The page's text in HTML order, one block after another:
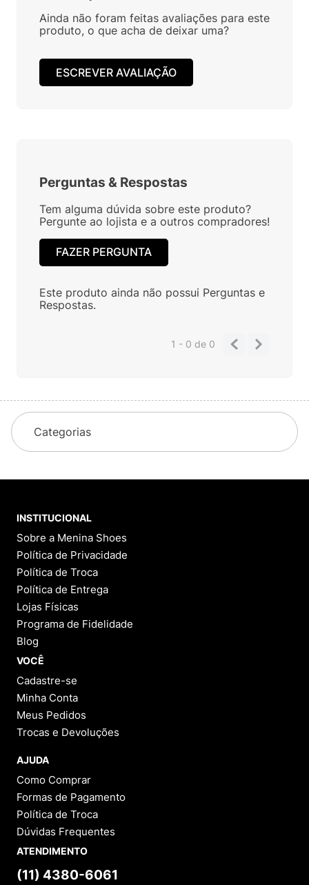
Ainda não foram feitas avaliações para este
produto, o que acha de deixar uma?
ESCREVER AVALIAÇÃO
Perguntas & Respostas
Tem alguma dúvida sobre este produto?
Pergunte ao lojista e a outros compradores!
FAZER PERGUNTA
Este produto ainda não possui Perguntas e
Respostas.
1 - 0de 0
Categorias
INSTITUCIONAL
Sobre a Menina Shoes
Política de Privacidade
Política de Troca
Política de Entrega
Lojas Físicas
Programa de Fidelidade
Blog
VOCÊ
Cadastre-se
Minha Conta
Meus Pedidos
Trocas e Devoluções
AJUDA
Como Comprar
Formas de Pagamento
Política de Troca
Dúvidas Frequentes
ATENDIMENTO
(11) 4380-6061